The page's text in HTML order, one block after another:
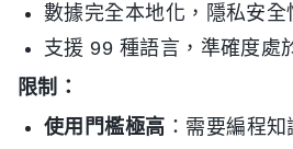
數據完全本地化，隱私安全
支援 99 種語言，準確度處
限制：
使用門檻極高 ：需要編程